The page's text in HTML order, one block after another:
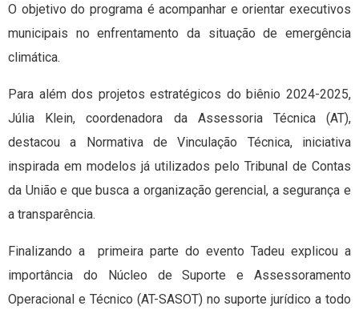
O objetivo do programa é acompanhar e orientar executivos
municipais no enfrentamento da situação de emergência
climática.
Para além dos projetos estratégicos do biênio 2024-2025,
Júlia Klein, coordenadora da Assessoria Técnica (AT),
destacou a Normativa de Vinculação Técnica, iniciativa
inspirada em modelos já utilizados pelo Tribunal de Contas
da União e que busca a organização gerencial, a segurança e
a transparência.
Finalizando a primeira parte do evento Tadeu explicou a
importância do Núcleo de Suporte e Assessoramento
Operacional e Técnico (AT-SASOT) no suporte jurídico a todo